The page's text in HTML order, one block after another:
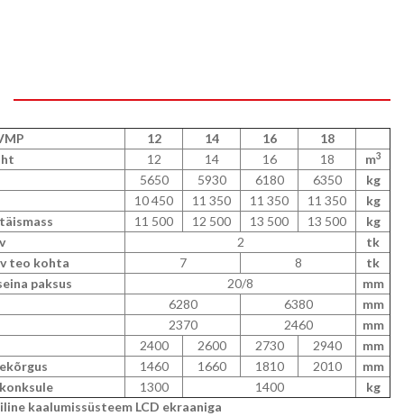
12 14 16
18
12 14 16 18 m3
5650 5930 6180 6350
kg
10 450
11 350 11 350 11 350
kg
11 500 12 500 13 500 13 500
kg
2
tk
teo kohta
7 8
tk
paksus
20/8
mm
6280
6380
mm
2370
2460
mm
2400
2600 2730 2940
mm
1460 1660 1810 2010
mm
1300 1400
kg
kaalumissüsteem LCD ekraaniga